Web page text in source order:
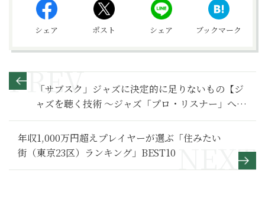
シェア ポスト シェア ブックマーク
「サブスク」ジャズに決定的に足りないもの【ジ
ャズを聴く技術 〜ジャズ「プロ・リスナー」への
道102】
年収1,000万円超えプレイヤーが選ぶ「住みたい
街（東京23区）ランキング」BEST10